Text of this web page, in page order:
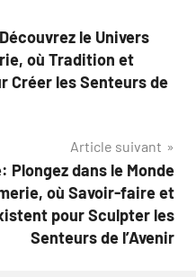
le Univers
où Tradition et
Créer les Senteurs de
Article suivant
dans le Monde
où Savoir-faire et
pour Sculpter les
Senteurs de l’Avenir